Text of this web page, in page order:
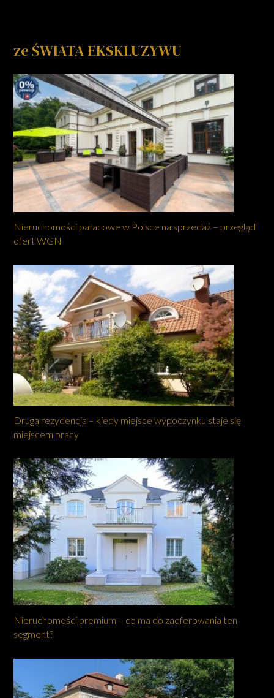
ze ŚWIATA EKSKLUZYWU
Nieruchomości pałacowe w Polsce na sprzedaż – przegląd
ofert WGN
Druga rezydencja – kiedy miejsce wypoczynku staje się
miejscem pracy
Nieruchomości premium – co ma do zaoferowania ten
segment?